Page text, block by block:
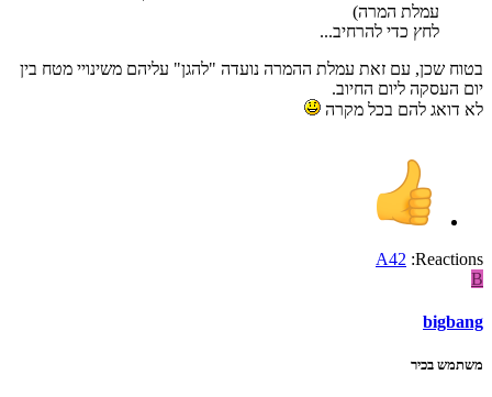
עמלת המרה)
לחץ כדי להרחיב...
בטוח שכן, עם זאת עמלת ההמרה נועדה "להגן" עליהם משינויי מטח בין
יום העסקה ליום החיוב.
לא דואג להם בכל מקרה
Reactions:
A42
B
bigbang
משתמש בכיר